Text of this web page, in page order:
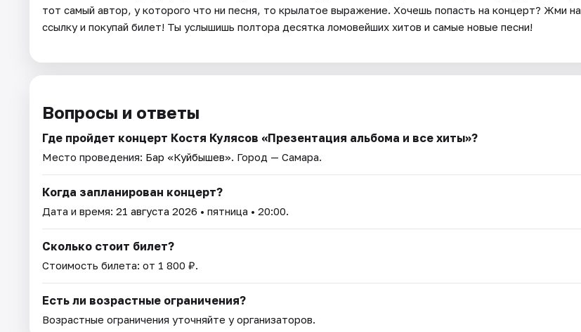
тот самый автор, у которого что ни песня, то крылатое выражение. Хочешь попасть на концерт? Жми на
ссылку и покупай билет! Ты услышишь полтора десятка ломовейших хитов и самые новые песни!
Вопросы и ответы
Где пройдет концерт Костя Кулясов «Презентация альбома и все хиты»?
Место проведения: Бар «Куйбышев». Город — Самара.
Когда запланирован концерт?
Дата и время: 21 августа 2026 • пятница • 20:00.
Сколько стоит билет?
Стоимость билета: от 1 800 ₽.
Есть ли возрастные ограничения?
Возрастные ограничения уточняйте у организаторов.